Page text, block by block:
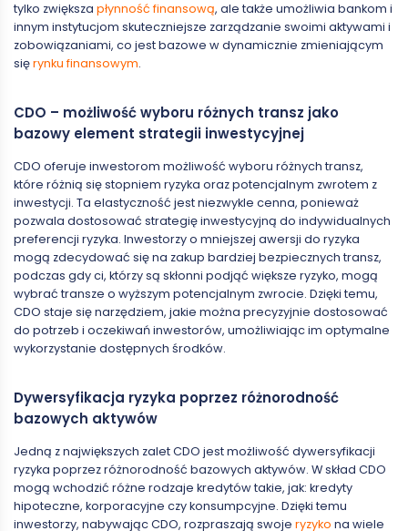
tylko zwiększa płynność finansową, ale także umożliwia bankom i
innym instytucjom skuteczniejsze zarządzanie swoimi aktywami i
zobowiązaniami, co jest bazowe w dynamicznie zmieniającym
sięrynku finansowym.
CDO – możliwość wyboru różnych transz jako
bazowy element strategii inwestycyjnej
CDO oferuje inwestorom możliwość wyboru różnych transz,
które różnią się stopniem ryzyka oraz potencjalnym zwrotem z
inwestycji. Ta elastyczność jest niezwykle cenna, ponieważ
pozwala dostosować strategię inwestycyjną do indywidualnych
preferencji ryzyka. Inwestorzy o mniejszej awersji do ryzyka
mogą zdecydować się na zakup bardziej bezpiecznych transz,
podczas gdy ci, którzy są skłonni podjąć większe ryzyko, mogą
wybrać transze o wyższym potencjalnym zwrocie. Dzięki temu,
CDO staje się narzędziem, jakie można precyzyjnie dostosować
do potrzeb i oczekiwań inwestorów, umożliwiając im optymalne
wykorzystanie dostępnych środków.
Dywersyfikacja ryzyka poprzez różnorodność
bazowych aktywów
Jedną z największych zalet CDO jest możliwość dywersyfikacji
ryzyka poprzez różnorodność bazowych aktywów. W skład CDO
mogą wchodzić różne rodzaje kredytów takie, jak: kredyty
hipoteczne, korporacyjne czy konsumpcyjne. Dzięki temu
inwestorzy, nabywając CDO, rozpraszają swoje ryzyko na wiele